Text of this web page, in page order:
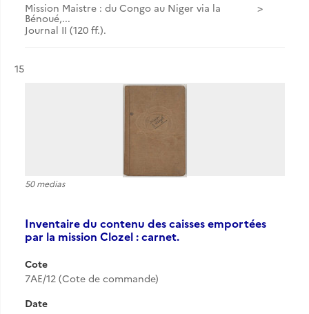
Mission Maistre : du Congo au Niger via la
Bénoué,...
Journal II (120 ff.).
Résultat n°
15
50 medias
Inventaire du contenu des caisses emportées
par la mission Clozel : carnet.
Cote
7AE/12 (Cote de commande)
Date